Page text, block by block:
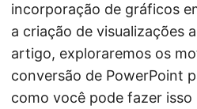
incorporação de gráficos
a criação de visualizações
artigo, exploraremos os
conversão de PowerPoint
como você pode fazer isso